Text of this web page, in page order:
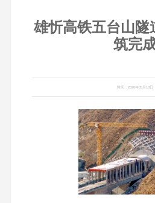
雄忻高铁五台山隧
筑完
时间：2026年05月18日